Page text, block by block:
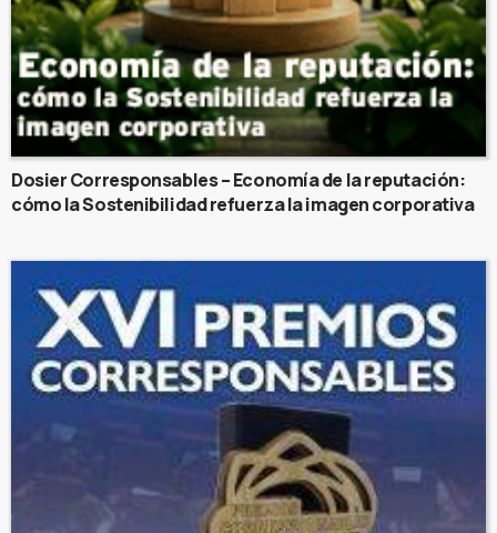
Dosier Corresponsables – Economía de la reputación:
cómo la Sostenibilidad refuerza la imagen corporativa